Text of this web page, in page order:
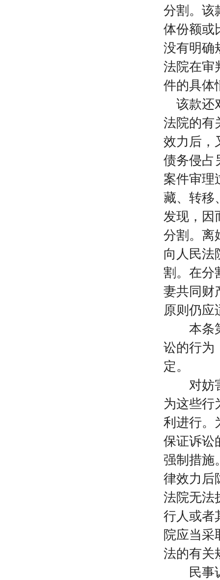
分割。该
体份额或
没有明确
法院在审
件的具体
该款还
法院的有
效力后，
债务侵占
案件审理
藏、转移
发现，因
分割。离
向人民法
割。在分
妻共同财
原则仍应
本条第
讼的行为
定。
对妨害
为这些行
利进行。
保证诉讼
强制措施
律效力后
法院无法
行人或者
院应当采
法的有关
民事诉